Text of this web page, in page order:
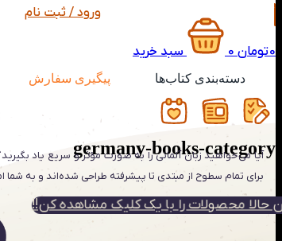
ورود / ثبت نام
0تومان 0 سبد خرید
دسته‌بندی کتاب‌ها پیگیری سفارش
germany-books-category
آیا می‌خواهید زبان آلمانی را به صورت مؤثر و سریع یاد
برای تمام سطوح از مبتدی تا پیشرفته طراحی شده‌اند و به شما
حالا محصولات را با یک کلیک مشاهده کن!!